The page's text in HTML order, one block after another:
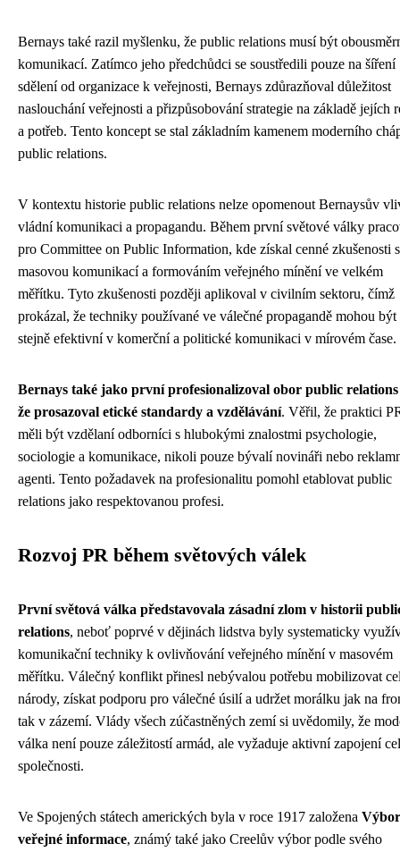
Bernays také razil myšlenku, že public relations musí být
komunikací. Zatímco jeho předchůdci se soustředili pouze na šíření
sdělení od organizace k veřejnosti, Bernays zdůrazňoval důležitost
naslouchání veřejnosti a přizpůsobování strategie na základě jejích
a potřeb. Tento koncept se stal základním kamenem moderního
public relations.
V kontextu historie public relations nelze opomenout Bernaysův
vládní komunikaci a propagandu. Během první světové války
pro Committee on Public Information, kde získal cenné zkušenosti s
masovou komunikací a formováním veřejného mínění ve velkém
měřítku. Tyto zkušenosti později aplikoval v civilním sektoru, čímž
prokázal, že techniky používané ve válečné propagandě mohou být
stejně efektivní v komerční a politické komunikaci v mírovém čase.
Bernays také jako první profesionalizoval obor public
že prosazoval etické standardy a vzdělávání. Věřil, že praktici
měli být vzdělaní odborníci s hlubokými znalostmi psychologie,
sociologie a komunikace, nikoli pouze bývalí novináři nebo
agenti. Tento požadavek na profesionalitu pomohl etablovat public
relations jako respektovanou profesi.
Rozvoj PR během světových válek
První světová válka představovala zásadní zlom v historii
relations, neboť poprvé v dějinách lidstva byly systematicky
komunikační techniky k ovlivňování veřejného mínění v masovém
měřítku. Válečný konflikt přinesl nebývalou potřebu mobilizovat
národy, získat podporu pro válečné úsilí a udržet morálku jak na
tak v zázemí. Vlády všech zúčastněných zemí si uvědomily, že
válka není pouze záležitostí armád, ale vyžaduje aktivní zapojení
společnosti.
Ve Spojených státech amerických byla v roce 1917 založena
veřejné informace, známý také jako Creelův výbor podle svého